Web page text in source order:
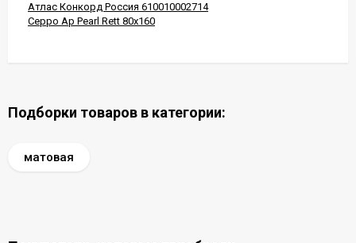
Атлас Конкорд Россия 610010002714
Ceppo Ap Pearl Rett 80x160
Подборки товаров в категории:
матовая